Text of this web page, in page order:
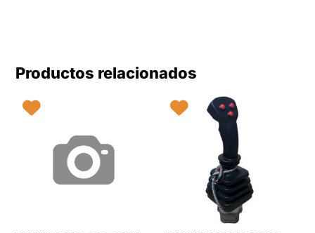
Productos relacionados